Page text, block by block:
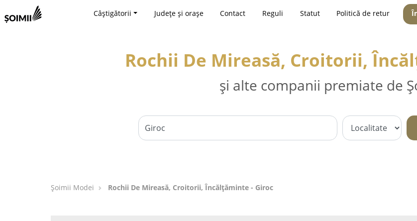
Câștigătorii Județe și orașe Contact Reguli Statut Politică de retur
Rochii De Mireasă, Croitorii,
și alte companii premiate de
Șoimii Modei Rochii De Mireasă, Croitorii, Încălțăminte - Giroc